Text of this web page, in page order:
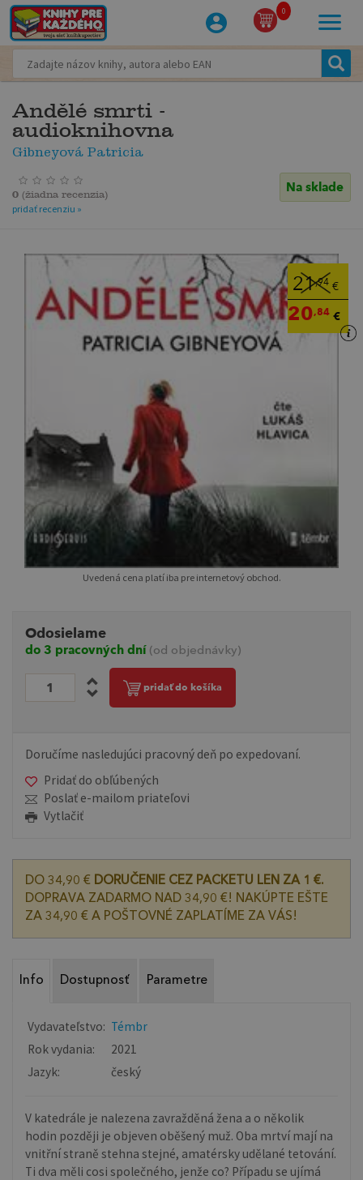
0
Andělé smrti -
audioknihovna
Gibneyová Patricia
Na sklade
0 (žiadna recenzia)
pridať recenziu »
21,94 €
20,84 €
Uvedená cena platí iba pre internetový obchod.
Odosielame
do 3 pracovných dní (od objednávky)
pridať do košíka
Doručíme nasledujúci pracovný deň po expedovaní.
Pridať do obľúbených
Poslať e-mailom priateľovi
Vytlačiť
DO 34,90 € DORUČENIE CEZ PACKETU LEN ZA 1 €.
DOPRAVA ZADARMO NAD 34,90 €! NAKÚPTE EŠTE
ZA 34,90 € A POŠTOVNÉ ZAPLATÍME ZA VÁS!
Info Dostupnosť Parametre
Vydavateľstvo: Témbr
Rok vydania:
2021
Jazyk:
český
V katedrále je nalezena zavražděná žena a o několik
hodin později je objeven oběšený muž. Oba mrtví mají na
vnitřní straně stehna stejné, amatérsky udělané tetování.
Ti dva měli cosi společného, jenže co? Případu se ujímá